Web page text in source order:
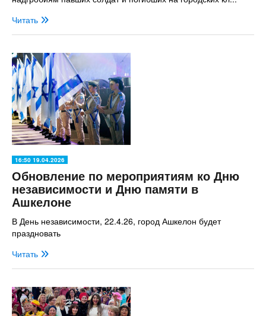
Читать
16:50 19.04.2026
Обновление по мероприятиям ко Дню
независимости и Дню памяти в
Ашкелоне
В День независимости, 22.4.26, город Ашкелон будет
праздновать
Читать